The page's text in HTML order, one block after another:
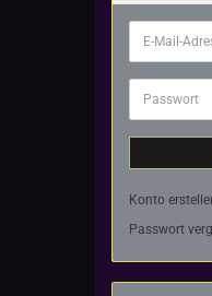
E-
Mail-
Adresse
Passwort
Konto
Passwort